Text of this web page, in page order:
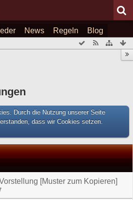
News Regeln Blog
Durch die Nutzung unserer Seite
dass wir Cookies setzen.
[Muster zum Kopieren]